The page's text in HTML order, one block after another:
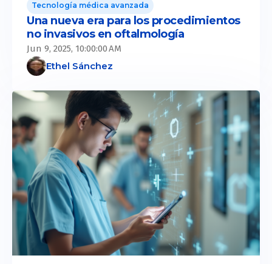
Tecnología médica avanzada
Una nueva era para los procedimientos
no invasivos en oftalmología
Jun 9, 2025, 10:00:00 AM
Ethel Sánchez